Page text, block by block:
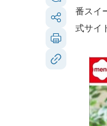
番スイ
式サイ